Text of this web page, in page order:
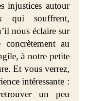
injustices autour
qui souffrent,
nous éclaire sur
au
à notre petite
Et vous verrez,
intéressante :
un peu